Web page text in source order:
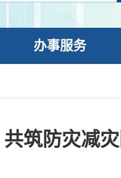
办事服务
筑防灾减